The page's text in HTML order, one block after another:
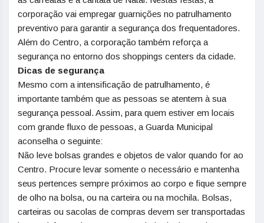
corporação vai empregar guarnições no patrulhamento
preventivo para garantir a segurança dos frequentadores.
Além do Centro, a corporação também reforça a
segurança no entorno dos shoppings centers da cidade.
Dicas de segurança
Mesmo com a intensificação de patrulhamento, é
importante também que as pessoas se atentem à sua
segurança pessoal. Assim, para quem estiver em locais
com grande fluxo de pessoas, a Guarda Municipal
aconselha o seguinte:
Não leve bolsas grandes e objetos de valor quando for ao
Centro. Procure levar somente o necessário e mantenha
seus pertences sempre próximos ao corpo e fique sempre
de olho na bolsa, ou na carteira ou na mochila. Bolsas,
carteiras ou sacolas de compras devem ser transportadas